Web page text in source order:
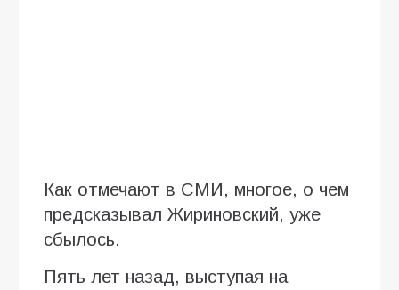
Как отмечают в СМИ, многое, о чем
предсказывал Жириновский, уже
сбылось.
Пять лет назад, выступая на